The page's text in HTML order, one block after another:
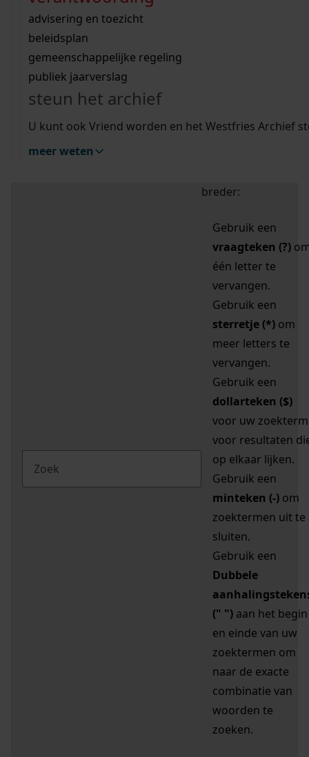
bouwvergunningen
omgevingsvergunningen
vergunningen
beeld en geluid
uitleg nodig?
Wij helpen u op weg met een aantal zoektips.
bekijk alle zoektips
Wij helpen u op weg met een aantal zoektips.
bekijk alle zoektips
bekijk ons geschiedenislokaal
advisering en toezicht
beleidsplan
gemeenschappelijke regeling
publiek jaarverslag
steun het archief
U kunt ook Vriend worden en het Westfries Archief
meer weten
zoektips
Mijn Studiezaal (inloggen)
uw zoekopdracht te
breder:
Gebruik een
vraagteken (?)
één letter te
vervangen.
Gebruik een
sterretje (*) om
meer letters te
vervangen.
Gebruik een
dollarteken ($)
voor uw zoekterm
voor resultaten
op elkaar lijken.
Gebruik een
minteken (-) om
zoektermen uit te
sluiten.
Gebruik een
Dubbele
(" ") aan het begin
en einde van uw
zoektermen om
naar de exacte
combinatie van
woorden te
zoeken.